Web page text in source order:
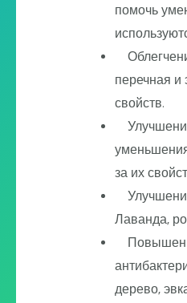
помочь
перечная и
свойств.
за их
Лаванда,
дерево,